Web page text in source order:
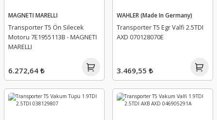
MAGNETI MARELLI
Transporter T5 Ön Silecek
Motoru 7E1955113B - MAGNETI
MARELLI
6.272,64 ₺
WAHLER (Made In Germany)
Transporter T5 Egr Valfi 2.5TDI
AXD 070128070E
3.469,55 ₺